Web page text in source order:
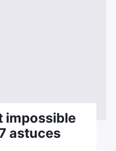
impossible
astuces